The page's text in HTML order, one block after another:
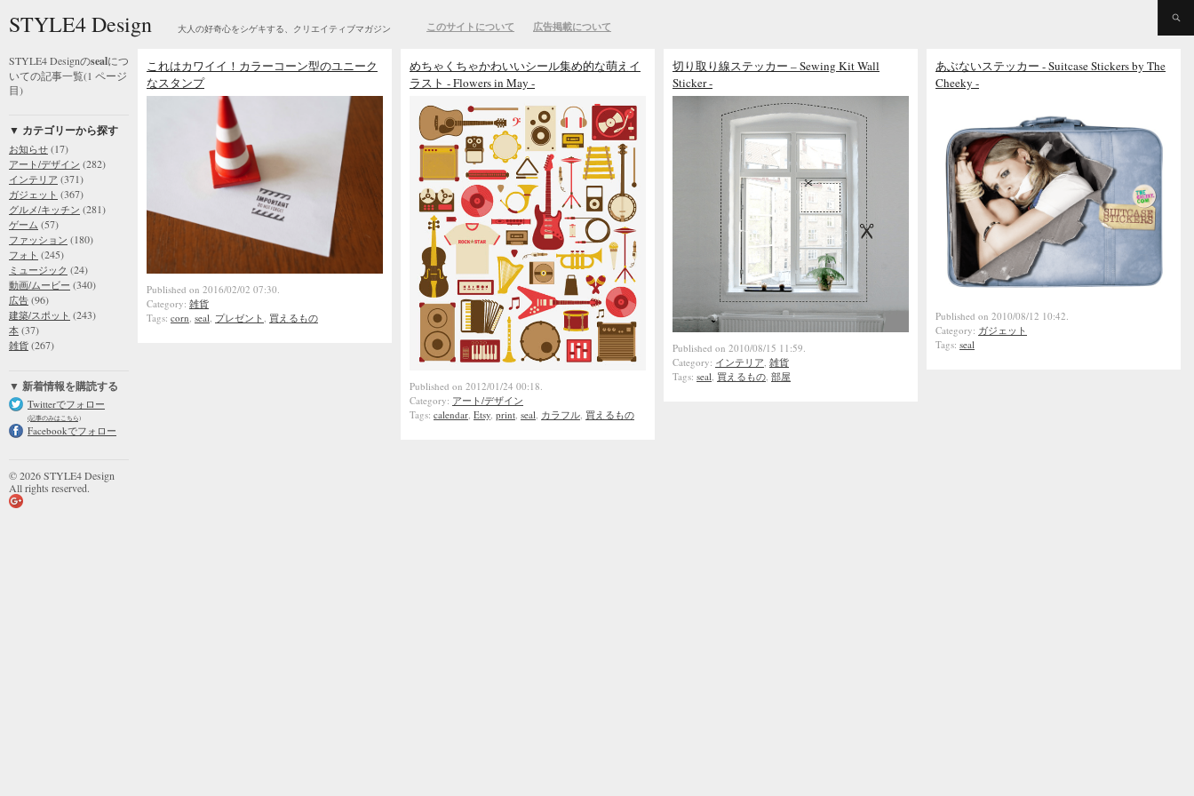
STYLE4 Design 大人の好奇心をシゲキする、クリエイティブマガジン このサイトについて 広告掲載について
STYLE4 Designのsealにつ
いての記事一覧(1 ページ
目)
▼ カテゴリーから探す
お知らせ (17)
アート/デザイン (282)
インテリア (371)
ガジェット (367)
グルメ/キッチン (281)
ゲーム (57)
ファッション (180)
フォト (245)
ミュージック (24)
動画/ムービー (340)
広告 (96)
建築/スポット (243)
本 (37)
雑貨 (267)
▼ 新着情報を購読する
Twitterでフォロー
(記事のみはこちら)
Facebookでフォロー
© 2026 STYLE4 Design
All rights reserved.
これはカワイイ！カラーコーン型のユニーク
なスタンプ
Published on 2016/02/02 07:30.
Category: 雑貨
Tags: corn seal プレゼント 買えるもの
めちゃくちゃかわいいシール集め的な萌えイ
ラスト - Flowers in May -
Published on 2012/01/24 00:18.
Category: アート/デザイン
Tags: calendar Etsy print seal カラフル 買えるもの
切り取り線ステッカー – Sewing Kit Wall
Sticker -
Published on 2010/08/15 11:59.
Category: インテリア, 雑貨
Tags: seal, 買えるもの, 部屋
あぶないステッカー - Suitcase Stickers by The
Cheeky -
Published on 2010/08/12 10:42.
Category: ガジェット
Tags: seal